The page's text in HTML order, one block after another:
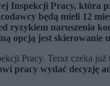
Inspekcji Pracy, która
będą mieli 12
ryzykiem naruszenia
opcją jest skierowanie
Pracy. Teraz czeka
pracy wydać decyzję